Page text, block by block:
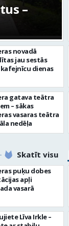
–
novadā
jau sestās
kafejnīcu dienas
gatava teātra
– sākas
vasaras teātra
nedēļa
Skatīt visu
puķu dobes
apļi
vasarā
Līva Irkle –